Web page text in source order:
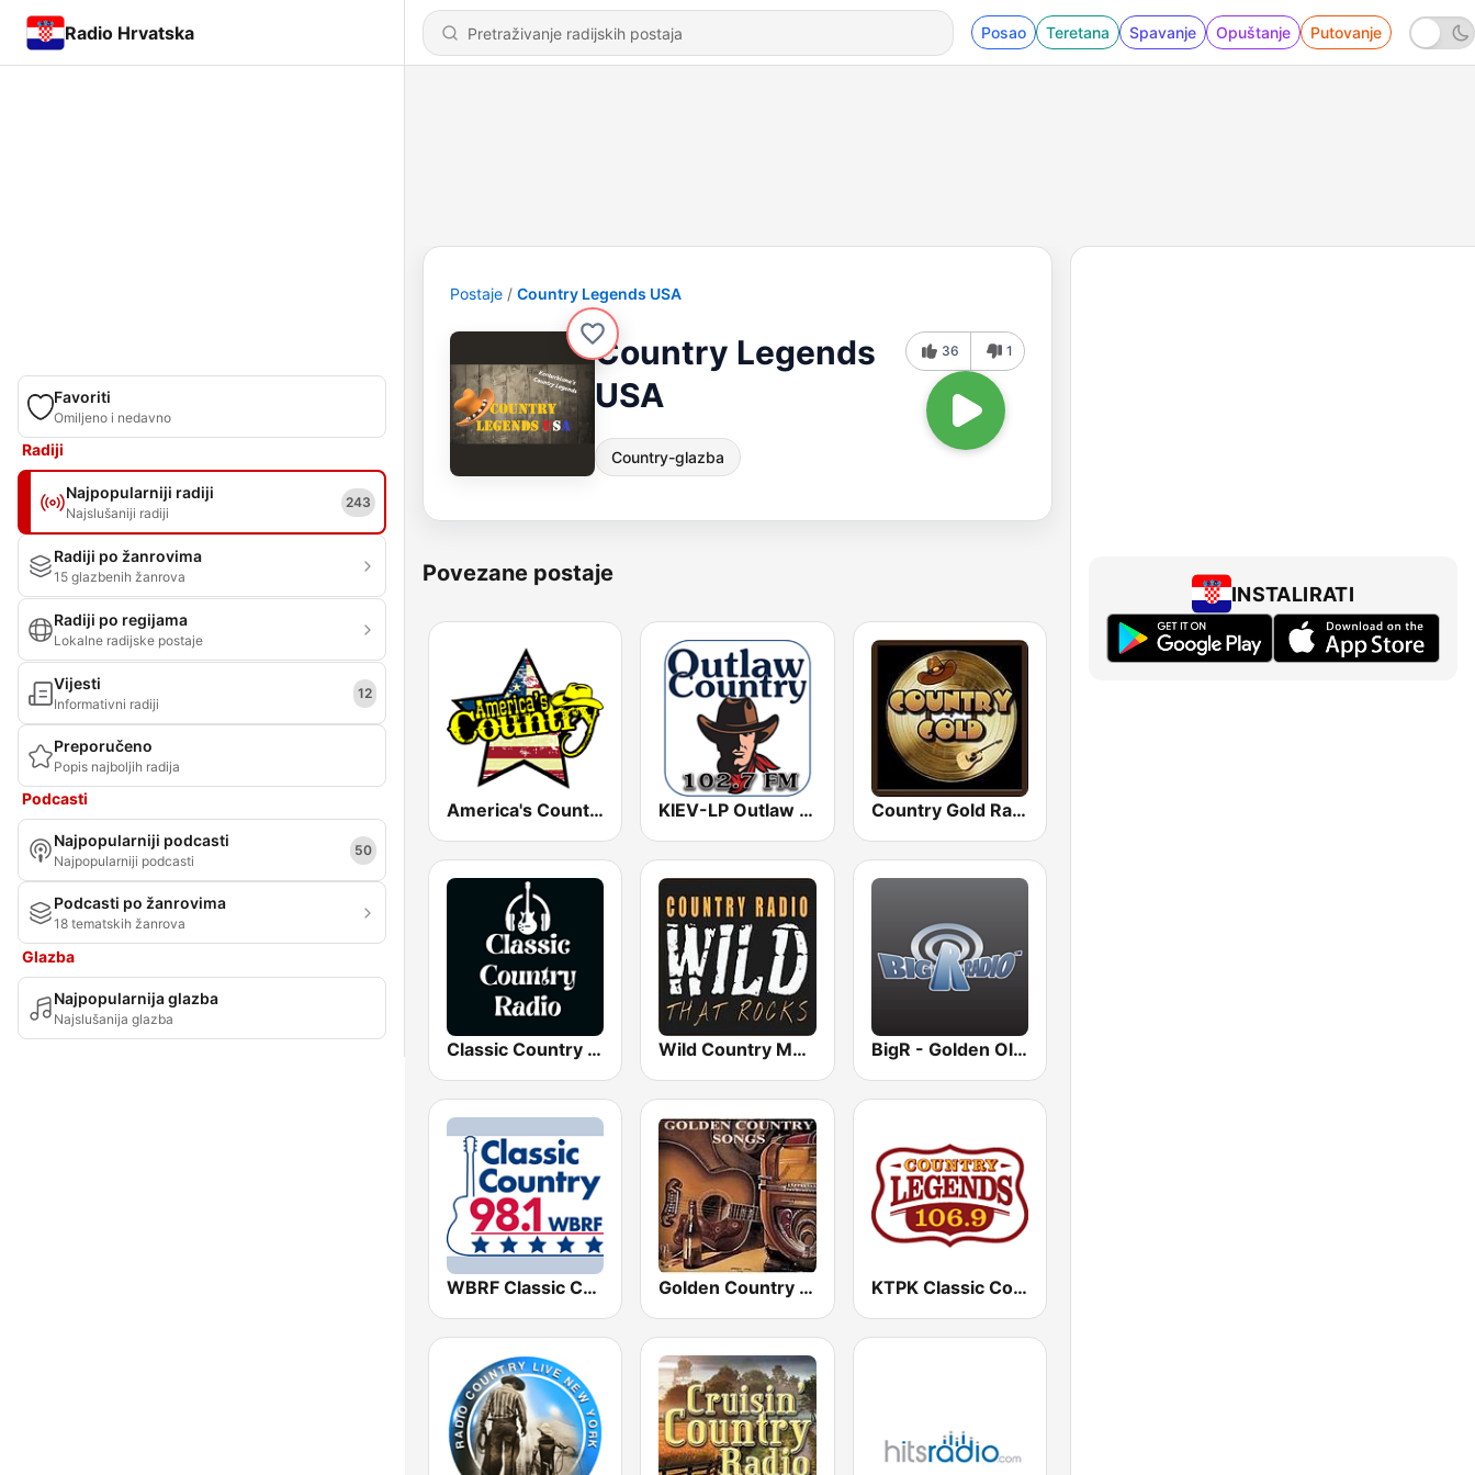
Radio Hrvatska Posao Teretana Spavanje Opuštanje Putovanje
Favoriti
Omiljeno i nedavno
Radiji
Najpopularniji radiji
Najslušaniji radiji
243
Radiji po žanrovima
15 glazbenih žanrova
Radiji po regijama
Lokalne radijske postaje
Vijesti
Informativni radiji
12
Preporučeno
Popis najboljih radija
Podcasti
Najpopularniji podcasti
Najpopularniji podcasti
50
Podcasti po žanrovima
18 tematskih žanrova
Glazba
Najpopularnija glazba
Najslušanija glazba
Postaje Country Legends USA
Country Legends
USA
Country-glazba
36 1
Povezane postaje
America's Country KIEV-LP Outlaw Country Radio Country Gold Radio
Classic Country Radio Wild Country Music Radio BigR - Golden Oldies
WBRF Classic Country 98.1 FM Golden Country Songs KTPK Classic Country 106.9
INSTALIRATI